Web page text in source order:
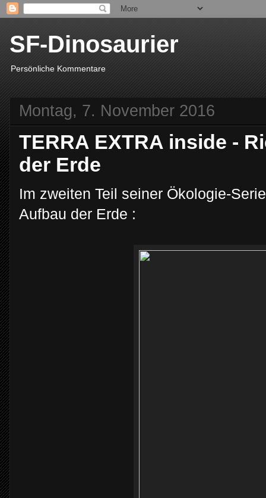
SF-Dinosaurier
Persönliche Kommentare
Montag, 7. November 2016
TERRA EXTRA inside -
der Erde
Im zweiten Teil seiner Ökologie-
Aufbau der Erde :